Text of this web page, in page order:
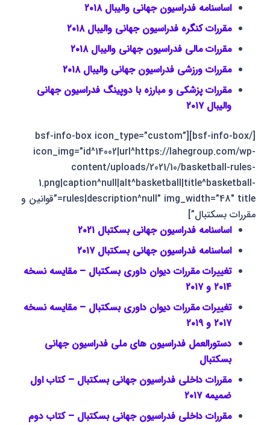
اساسنامه فدراسیون جهانی والیبال ۲۰۱۸
مقررات کنگره فدراسیون جهانی والیبال ۲۰۱۸
مقررات مالی فدراسیون جهانی والیبال ۲۰۱۸
مقررات ورزشی فدراسیون جهانی والیبال ۲۰۱۸
مقررات پزشکی و مبارزه با دوپینگ فدراسیون جهانی
والیبال ۲۰۱۷
[/bsf-info-box][bsf-info-box icon_type=”custom”
icon_img=”id^14002|url^https://lahegroup.com/wp-
content/uploads/2021/10/basketball-rules-
1.png|caption^null|alt^basketball|title^basketball-
rules|description^null” img_width=”48″ title=”قوانین و
مقررات بسکتبال”]
اساسنامه فدراسیون جهانی بسکتبال ۲۰۲۱
اساسنامه فدراسیون جهانی بسکتبال ۲۰۱۷
تغییرات مقررات دیوان داوری بسکتبال – مقایسه نسخه
۲۰۱۴ و ۲۰۱۷
تغییرات مقررات دیوان داوری بسکتبال – مقایسه نسخه
۲۰۱۷ و ۲۰۱۹
دستورالعمل فدراسیون های ملی فدراسیون جهانی
بسکتبال
مقررات داخلی فدراسیون جهانی بسکتبال – کتاب اول
ضمیمه ۲۰۱۷
مقررات داخلی فدراسیون جهانی بسکتبال – کتاب دوم